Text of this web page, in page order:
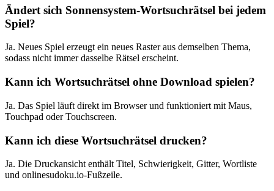
Ändert sich Sonnensystem-Wortsuchrätsel bei jedem
Spiel?
Ja. Neues Spiel erzeugt ein neues Raster aus demselben Thema,
sodass nicht immer dasselbe Rätsel erscheint.
Kann ich Wortsuchrätsel ohne Download spielen?
Ja. Das Spiel läuft direkt im Browser und funktioniert mit Maus,
Touchpad oder Touchscreen.
Kann ich diese Wortsuchrätsel drucken?
Ja. Die Druckansicht enthält Titel, Schwierigkeit, Gitter, Wortliste
und onlinesudoku.io-Fußzeile.